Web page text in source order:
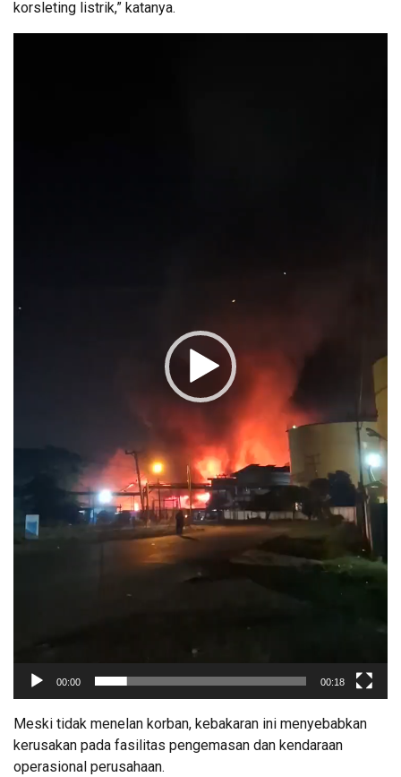
korsleting listrik,” katanya.
00:00 00:18
Meski tidak menelan korban, kebakaran ini menyebabkan
kerusakan pada fasilitas pengemasan dan kendaraan
operasional perusahaan.